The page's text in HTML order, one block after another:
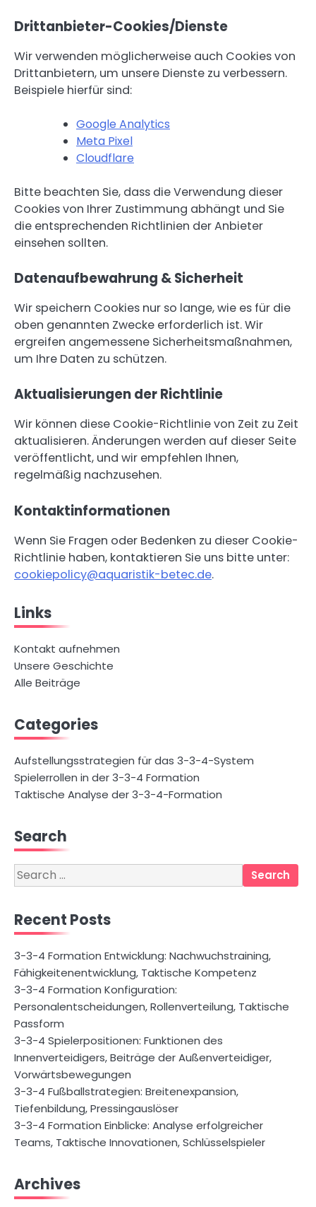
Drittanbieter-Cookies/Dienste
Wir verwenden möglicherweise auch Cookies von
Drittanbietern, um unsere Dienste zu verbessern.
Beispiele hierfür sind:
Google Analytics
Meta Pixel
Cloudflare
Bitte beachten Sie, dass die Verwendung dieser
Cookies von Ihrer Zustimmung abhängt und Sie
die entsprechenden Richtlinien der Anbieter
einsehen sollten.
Datenaufbewahrung & Sicherheit
Wir speichern Cookies nur so lange, wie es für die
oben genannten Zwecke erforderlich ist. Wir
ergreifen angemessene Sicherheitsmaßnahmen,
um Ihre Daten zu schützen.
Aktualisierungen der Richtlinie
Wir können diese Cookie-Richtlinie von Zeit zu Zeit
aktualisieren. Änderungen werden auf dieser Seite
veröffentlicht, und wir empfehlen Ihnen,
regelmäßig nachzusehen.
Kontaktinformationen
Wenn Sie Fragen oder Bedenken zu dieser Cookie-
Richtlinie haben, kontaktieren Sie uns bitte unter:
cookiepolicy@aquaristik-betec.de.
Links
Kontakt aufnehmen
Unsere Geschichte
Alle Beiträge
Categories
Aufstellungsstrategien für das 3-3-4-System
Spielerrollen in der 3-3-4 Formation
Taktische Analyse der 3-3-4-Formation
Search
Search
for:
Recent Posts
3-3-4 Formation Entwicklung: Nachwuchstraining,
Fähigkeitenentwicklung, Taktische Kompetenz
3-3-4 Formation Konfiguration:
Personalentscheidungen, Rollenverteilung, Taktische
Passform
3-3-4 Spielerpositionen: Funktionen des
Innenverteidigers, Beiträge der Außenverteidiger,
Vorwärtsbewegungen
3-3-4 Fußballstrategien: Breitenexpansion,
Tiefenbildung, Pressingauslöser
3-3-4 Formation Einblicke: Analyse erfolgreicher
Teams, Taktische Innovationen, Schlüsselspieler
Archives